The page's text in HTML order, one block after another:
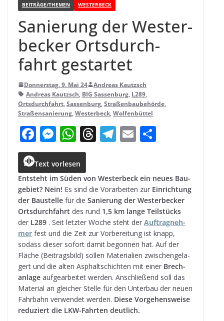
BEITRÄGE/THEMEN WESTERBECK
Sanie­rung der Wes­ter­
be­cker Orts­durch­
fahrt gestartet
Donnerstag, 9. Mai 24
Andreas Kautzsch
Andreas Kautzsch, BIG Sassenburg, L289,
Ortsdurchfahrt, Sassenburg, Straßenbaubehörde,
Straßensanierung, Westerbeck, Wolfenbüttel
F
a
c
e
b
o
o
k
M
e
ss
e
n
g
e
r
W
h
a
ts
A
p
p
T
e
a
d
s
T
g
r
a
m
E
l n
Text vorlesen
Ent­steht im Süden von Wes­ter­beck ein neues Bau­
ge­biet? Nein! Es sind die Vor­ar­bei­ten zur Ein­rich­tung
der Bau­stelle für die Sanie­rung der Wes­ter­be­cker
Orts­durch­fahrt des rund 1,5 km lange Teil­stücks
der L289 . Seit letz­ter Woche steht der Auf­trag­neh­
mer fest und die Zeit zur Vor­be­rei­tung ist knapp,
sodass die­ser sofort damit begon­nen hat. Auf der
Flä­che (Bei­trags­bild) sol­len Mate­ria­lien zwi­schen­ge­la­
gert und die alten Asphalt­schich­ten mit einer Brech­
an­lage auf­ge­ar­bei­tet wer­den. Anschlie­ßend soll das
Mate­rial an glei­cher Stelle für den Unter­bau der neuen
Fahr­bahn ver­wen­det wer­den. Diese Vor­ge­hens­weise
redu­ziert die LKW-Fahr­ten deutlich.